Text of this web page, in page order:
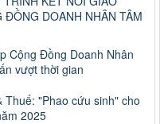
DOANH NHÂN TÂM
Cộng Đồng Doanh Nhân
vượt thời gian
Thuế: "Phao cứu sinh" cho
2025